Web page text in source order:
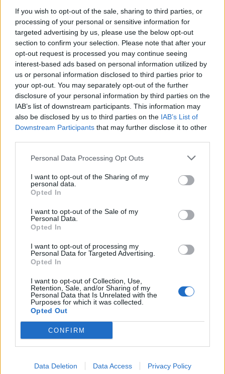
If you wish to opt-out of the sale, sharing to third parties, or
processing of your personal or sensitive information for
targeted advertising by us, please use the below opt-out
section to confirm your selection. Please note that after your
opt-out request is processed you may continue seeing
interest-based ads based on personal information utilized by
us or personal information disclosed to third parties prior to
your opt-out. You may separately opt-out of the further
disclosure of your personal information by third parties on the
IAB’s list of downstream participants. This information may
also be disclosed by us to third parties on the IAB’s List of
Downstream Participants that may further disclose it to other
Personal Data Processing Opt Outs
I want to opt-out of the Sharing of my
personal data.
Opted In
I want to opt-out of the Sale of my
Personal Data.
Opted In
I want to opt-out of processing my
Personal Data for Targeted Advertising.
Opted In
I want to opt-out of Collection, Use,
Retention, Sale, and/or Sharing of my
Personal Data that Is Unrelated with the
Purposes for which it was collected.
Opted Out
CONFIRM
Data Deletion Data Access Privacy Policy
(Francia). Succede aGeoffroy Martin, che ha ricoperto
il ruolo di CEO da gennaio 2023. All’inizio di
quest’anno, Ogury ha lanciatoOgury One, una
piattaforma pubblicitaria unificata che collega
perfettamente insight sulle audience, pianificazione
media e attivazione omnicanale. Attraverso
integrazioni potenziate dall’AI con le piattaforme e gli
strumenti più utilizzati dalle agenzie, Ogury One
permette agli inserzionisti di tradurre i dati delle loro
audience in Personas scalabili attivate in ambienti in-
app, web, mobile e CTV. Questo lancio rappresenta
una tappa fondamentale nella continua ambizione di
Ogury di offrire precisione e performance su larga scala
NOMINE E CARRIERE
Altri articoli che potrebbero piacerti